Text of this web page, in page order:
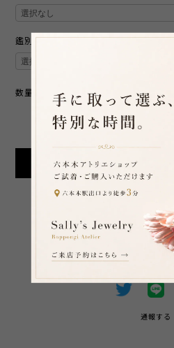
鑑別書作成(ジェムグレーディングシ
数量
International
Add to cart
日本国内にお住ま
SHARE
通報する